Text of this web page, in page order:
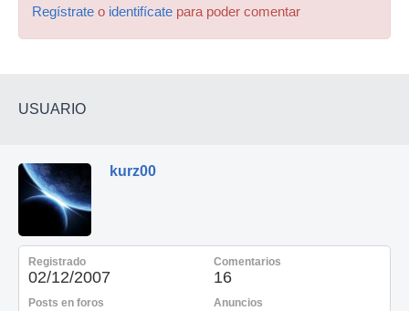
Regístrate o identifícate para poder comentar
USUARIO
kurz00
Registrado
02/12/2007
Comentarios
16
Posts en foros Anuncios